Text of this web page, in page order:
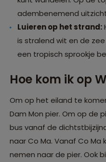
adembenemend
Luieren op het strand:
is stralend wit en de
een tropisch sprookje
Hoe kom ik op
Om op het eiland te
Dam Mon pier. Om op de
bus vanaf de
naar Co Ma. Vanaf Co
nemen naar de pier. Ook